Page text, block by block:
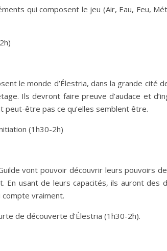
qui composent le jeu (Air, Eau, Feu,
le monde d’Élestria, dans la grande cité
Ils devront faire preuve d’audace et
être pas ce qu’elles semblent être.
(1h30-2h)
vont pouvoir découvrir leurs pouvoirs
En usant de leurs capacités, ils auront des
compte vraiment.
de découverte d’Élestria (1h30-2h).